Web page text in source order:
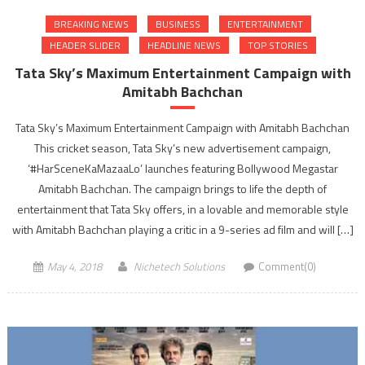
BREAKING NEWS BUSINESS
ENTERTAINMENT
HEADER SLIDER
HEADLINE NEWS TOP STORIES
Tata Sky’s Maximum Entertainment Campaign with
Amitabh Bachchan
Tata Sky’s Maximum Entertainment Campaign with Amitabh Bachchan
This cricket season, Tata Sky’s new advertisement campaign,
‘#HarSceneKaMazaaLo’ launches featuring Bollywood Megastar
Amitabh Bachchan. The campaign brings to life the depth of
entertainment that Tata Sky offers, in a lovable and memorable style
with Amitabh Bachchan playing a critic in a 9-series ad film and will […]
May 4, 2018 Nichetech Solutions Comment(0)